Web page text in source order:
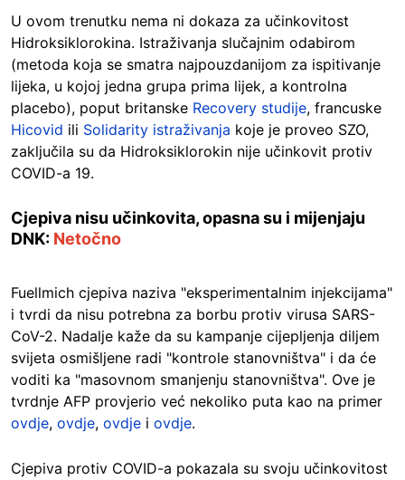
U ovom trenutku nema ni dokaza za učinkovitost
Hidroksiklorokina. Istraživanja slučajnim odabirom
(metoda koja se smatra najpouzdanijom za ispitivanje
lijeka, u kojoj jedna grupa prima lijek, a kontrolna
placebo), poput britanske Recovery studije, francuske
Hicovid ili Solidarity istraživanja koje je proveo SZO,
zaključila su da Hidroksiklorokin nije učinkovit protiv
COVID-a 19.
Cjepiva nisu učinkovita, opasna su i mijenjaju
DNK: Netočno
Fuellmich cjepiva naziva "eksperimentalnim injekcijama"
i tvrdi da nisu potrebna za borbu protiv virusa SARS-
CoV-2. Nadalje kaže da su kampanje cijepljenja diljem
svijeta osmišljene radi "kontrole stanovništva" i da će
voditi ka "masovnom smanjenju stanovništva". Ove je
tvrdnje AFP provjerio već nekoliko puta kao na primer
ovdje, ovdje, ovdje i ovdje.
Cjepiva protiv COVID-a pokazala su svoju učinkovitost